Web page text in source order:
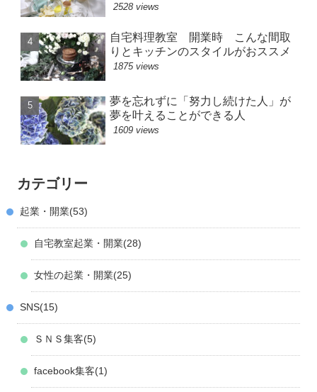
2528 views
自宅料理教室 開業時 こんな間取
りとキッチンのスタイルがおススメ
1875 views
夢を忘れずに「努力し続けた人」が
夢を叶えることができる人
1609 views
カテゴリー
起業・開業 53
自宅教室起業・開業 28
女性の起業・開業 25
SNS 15
ＳＮＳ集客 5
facebook集客 1